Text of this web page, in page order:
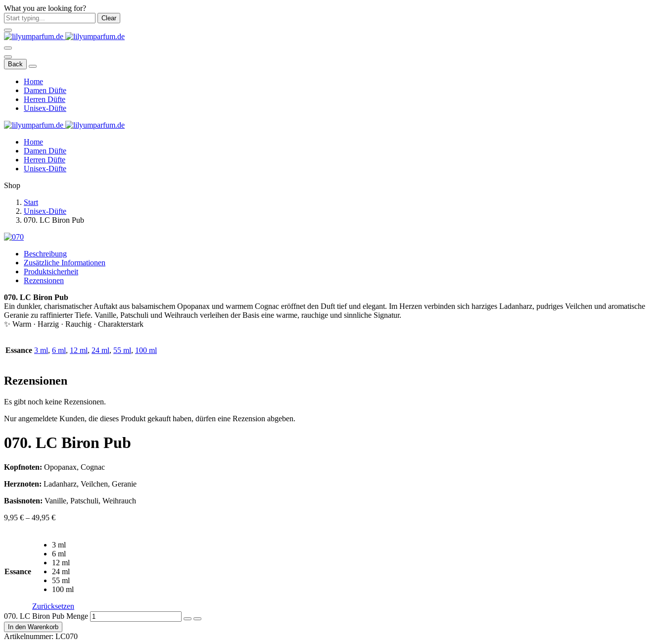
What you are looking for?
Clear
Back
Home
Damen Düfte
Herren Düfte
Unisex-Düfte
Home
Damen Düfte
Herren Düfte
Unisex-Düfte
Shop
Start
Unisex-Düfte
070. LC Biron Pub
Beschreibung
Zusätzliche Informationen
Produktsicherheit
Rezensionen
070. LC Biron Pub
Ein dunkler, charismatischer Auftakt aus balsamischem Opopanax und warmem Cognac eröffnet den Duft tief und elegant. Im Herzen verbinden sich harziges Ladanharz, pudriges Veilchen und aromatische
Geranie zu raffinierter Tiefe. Vanille, Patschuli und Weihrauch verleihen der Basis eine warme, rauchige und sinnliche Signatur.
✨ Warm · Harzig · Rauchig · Charakterstark
Essance 3 ml, 6 ml, 12 ml, 24 ml, 55 ml, 100 ml
Rezensionen
Es gibt noch keine Rezensionen.
Nur angemeldete Kunden, die dieses Produkt gekauft haben, dürfen eine Rezension abgeben.
070. LC Biron Pub
Kopfnoten: Opopanax, Cognac
Herznoten: Ladanharz, Veilchen, Geranie
Basisnoten: Vanille, Patschuli, Weihrauch
9,95 € – 49,95 €
Essance
3 ml
6 ml
12 ml
24 ml
55 ml
100 ml
Zurücksetzen
070. LC Biron Pub Menge
In den Warenkorb
Artikelnummer: LC070